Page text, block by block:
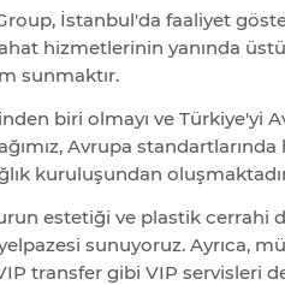
İstanbul'da faaliyet
hizmetlerinin yanında
sunmaktır.
biri olmayı ve Türkiye'yi
Avrupa
kuruluşundan
estetiği ve plastik cerrahi
sunuyoruz. Ayrıca,
transfer gibi VIP servisleri